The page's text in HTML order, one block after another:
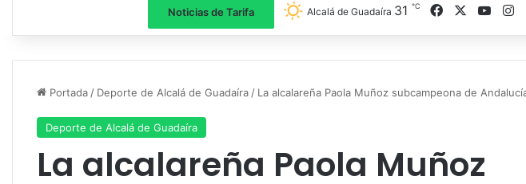
Noticias de Tarifa Alcalá de Guadaíra 31 ℃ Facebook
Portada/ Deporte de Alcalá de Guadaíra/ La alcalareña Paola Muñoz subcampeona de
Deporte de Alcalá de Guadaíra
La alcalareña Paola Muñoz